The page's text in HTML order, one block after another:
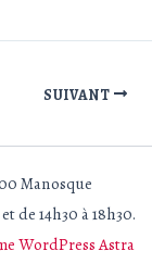
SUIVANT
Manosque
de 14h30 à 18h30.
WordPress Astra